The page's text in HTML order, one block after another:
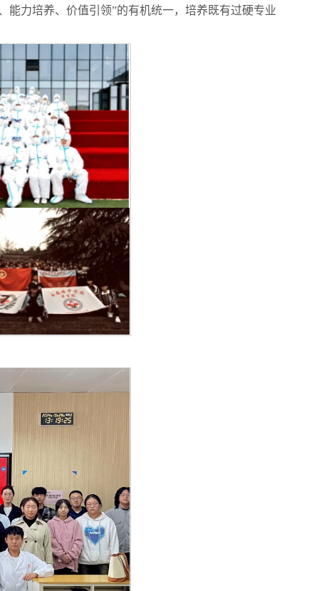
能力培养、价值引领”的有机统一，培养既有过硬专业